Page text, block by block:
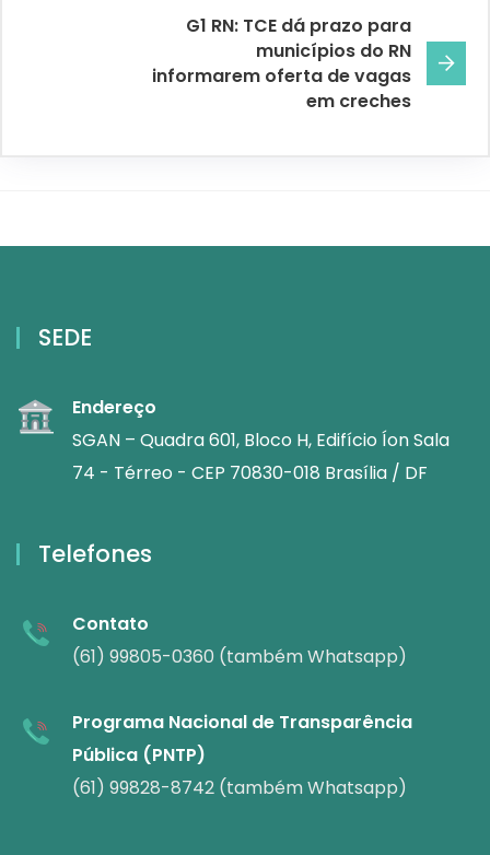
G1 RN: TCE dá prazo para
municípios do RN
informarem oferta de vagas
em creches
SEDE
Endereço
SGAN – Quadra 601, Bloco H, Edifício Íon Sala
74 - Térreo - CEP 70830-018 Brasília / DF
Telefones
Contato
(61) 99805-0360 (também Whatsapp)
Programa Nacional de Transparência
Pública (PNTP)
(61) 99828-8742 (também Whatsapp)